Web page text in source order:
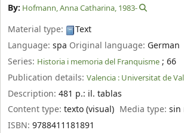
By: Hofmann, Anna Catharina, 1983-
Material type:
Text
Language: spa Original language: German
Series: Historia i memoria del Franquisme ; 66
Publication details: Valencia : Universitat de
Description: 481 p.: il. tablas
Content type: texto (visual) Media type:sin
ISBN: 9788411181891